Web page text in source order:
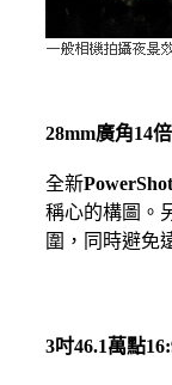
28mm廣角14
全新
稱心的構圖。
圍，同時避免
3吋46.1萬點